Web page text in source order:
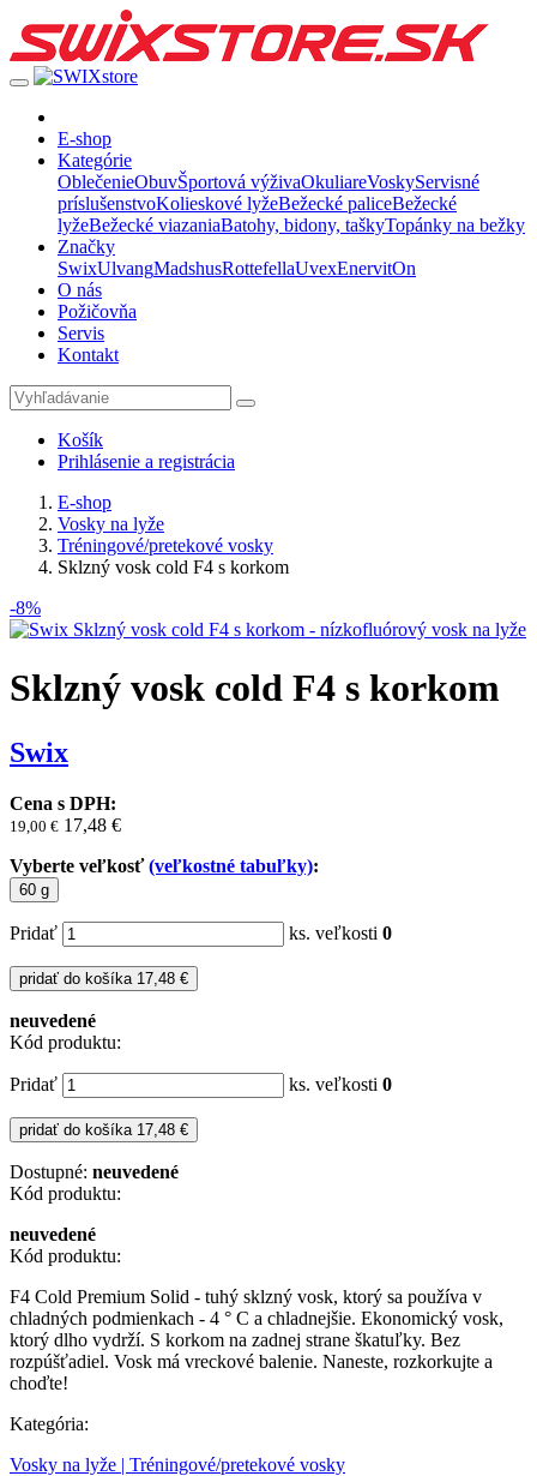
E-shop
Kategórie
OblečenieObuvŠportová výživaOkuliareVoskyServisné
príslušenstvoKolieskové lyžeBežecké paliceBežecké
lyžeBežecké viazaniaBatohy, bidony, taškyTopánky na bežky
Značky
SwixUlvangMadshusRottefellaUvexEnervitOn
O nás
Požičovňa
Servis
Kontakt
Košík
Prihlásenie a registrácia
E-shop
Vosky na lyže
Tréningové/pretekové vosky
Sklzný vosk cold F4 s korkom
-8%
Sklzný vosk cold F4 s korkom
Swix
Cena s DPH:
19,00 € 17,48 €
Vyberte veľkosť(veľkostné tabuľky):
60 g
Pridať ks. veľkosti 0
pridať do košíka 17,48 €
neuvedené
Kód produktu:
Pridať ks. veľkosti 0
pridať do košíka 17,48 €
Dostupné: neuvedené
Kód produktu:
neuvedené
Kód produktu:
F4 Cold Premium Solid - tuhý sklzný vosk, ktorý sa používa v
chladných podmienkach - 4 ° C a chladnejšie. Ekonomický vosk,
ktorý dlho vydrží. S korkom na zadnej strane škatuľky. Bez
rozpúšťadiel. Vosk má vreckové balenie. Naneste, rozkorkujte a
choďte!
Kategória:
Vosky na lyže | Tréningové/pretekové vosky